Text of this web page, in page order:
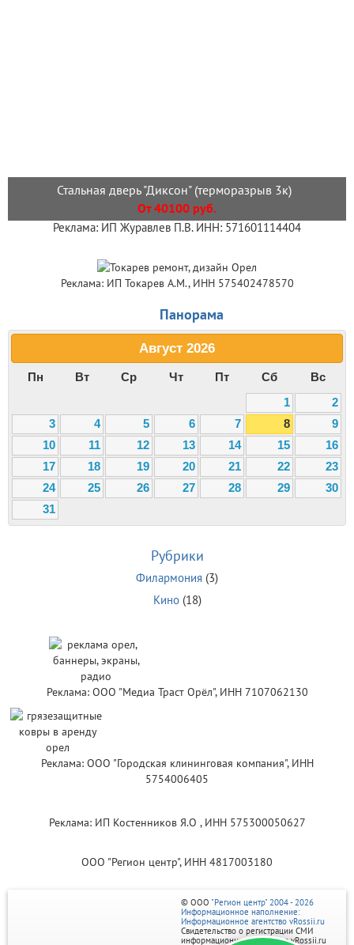
Стальная дверь "Диксон" (терморазрыв 3к)
От 40100 руб.
Реклама: ИП Журавлев П.В. ИНН: 571601114404
Реклама: ИП Токарев А.М., ИНН 575402478570
Панорама
Август 2026
Пн Вт Ср Чт Пт Сб
Вс
1
2
3
4 5 6 7 8
9
10
11 12 13 14 15
16
17
18 19 20 21 22
23
24
25 26 27 28 29
30
31
Рубрики
Филармония (3)
Кино(18)
Реклама: ООО "Медиа Траст Орёл", ИНН 7107062130
Реклама: ООО "Городская клининговая компания", ИНН
5754006405
Реклама: ИП Костенников Я.О , ИНН 575300050627
ООО "Регион центр", ИНН 4817003180
© ООО "Регион центр" 2004 - 2026
Информационное наполнение:
Информационное агентство vRossii.ru
Свидетельство о регистрации СМИ
информационного агентства vRossii.ru